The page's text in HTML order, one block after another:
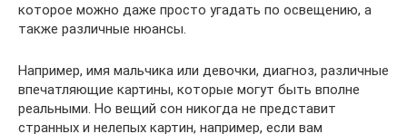
которое можно даже просто угадать по освещению, а
также различные нюансы.
Например, имя мальчика или девочки, диагноз, различные
впечатляющие картины, которые могут быть вполне
реальными. Но вещий сон никогда не представит
странных и нелепых картин, например, если вам